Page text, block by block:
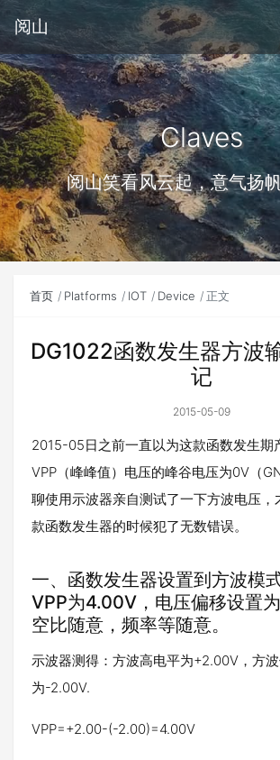
阅山
Claves
阅山笑看风云起，意气扬
首页 Platforms IOT Device 正文
DG1022函数发生器方波
记
2015-05-09
2015-05日之前一直以为这款函数发生期
VPP（峰峰值）电压的峰谷电压为0V（
聊使用示波器亲自测试了一下方波电压，
款函数发生器的时候犯了无数错误。
一、函数发生器设置到方波模
VPP为4.00V，电压偏移设置
空比随意，频率等随意。
示波器测得：方波高电平为+2.00V，方
为-2.00V.
VPP=+2.00-(-2.00)=4.00V